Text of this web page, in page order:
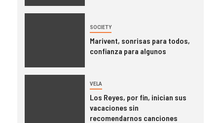
SOCIETY
Marivent, sonrisas para todos,
confianza para algunos
VELA
Los Reyes, por fin, inician sus
vacaciones sin
recomendarnos canciones